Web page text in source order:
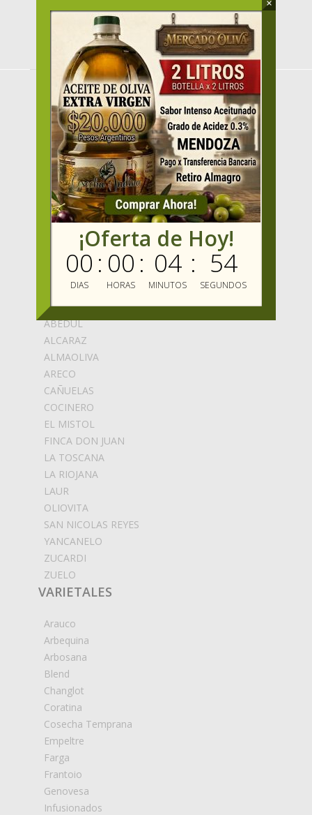
MENU
HOME
PRODUCTOS
OFERTAS
VENDER
MAYORISTAS
Mercado Oliva TV
MIS FAVORITOS
MERCADO OLIVA
ENVIOS GRATIS
BLOG
MARCAS
ABEDUL
ALCARAZ
ALMAOLIVA
ARECO
CAÑUELAS
COCINERO
EL MISTOL
FINCA DON JUAN
LA TOSCANA
LA RIOJANA
LAUR
OLIOVITA
SAN NICOLAS REYES
YANCANELO
ZUCARDI
ZUELO
VARIETALES
Arauco
Arbequina
Arbosana
Blend
Changlot
Coratina
Cosecha Temprana
Empeltre
Farga
Frantoio
Genovesa
Infusionados
¡Oferta de Hoy!
00
DIAS
: 00
HORAS
: 04
MINUTOS
: 53
SEGUNDOS
×